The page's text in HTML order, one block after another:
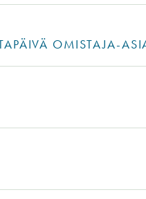
OMISTAJA-